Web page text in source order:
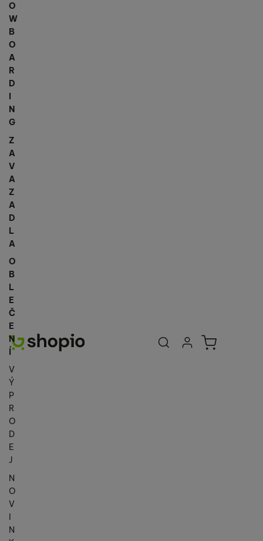
Uživatelská
Přihlásit se
Košík
O
W
B
O
A
R
D
N
G
Z
A
V
A
Z
A
D
L
A
O
B
L
E
Č
E
N
Í
V
Ý
P
R
O
D
E
J
N
O
V
I
N